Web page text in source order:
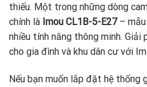
thiếu. Một trong những dòng
chính là Imou CL1B-5-E27– mẫu
nhiều tính năng thông minh. Giải
cho gia đình và khu dân cư với
Nếu bạn muốn lắp đặt hệ thống